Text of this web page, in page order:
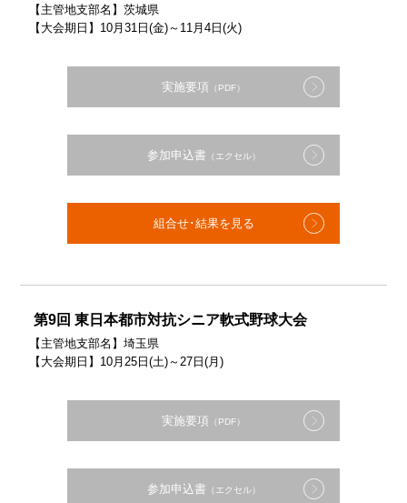
【主管地支部名】茨城県
【大会期日】10月31日(金)～11月4日(火)
実施要項 （PDF）
参加申込書 （エクセル）
組合せ･結果を見る
第9回 東日本都市対抗シニア軟式野球大会
【主管地支部名】埼玉県
【大会期日】10月25日(土)～27日(月)
実施要項 （PDF）
参加申込書 （エクセル）